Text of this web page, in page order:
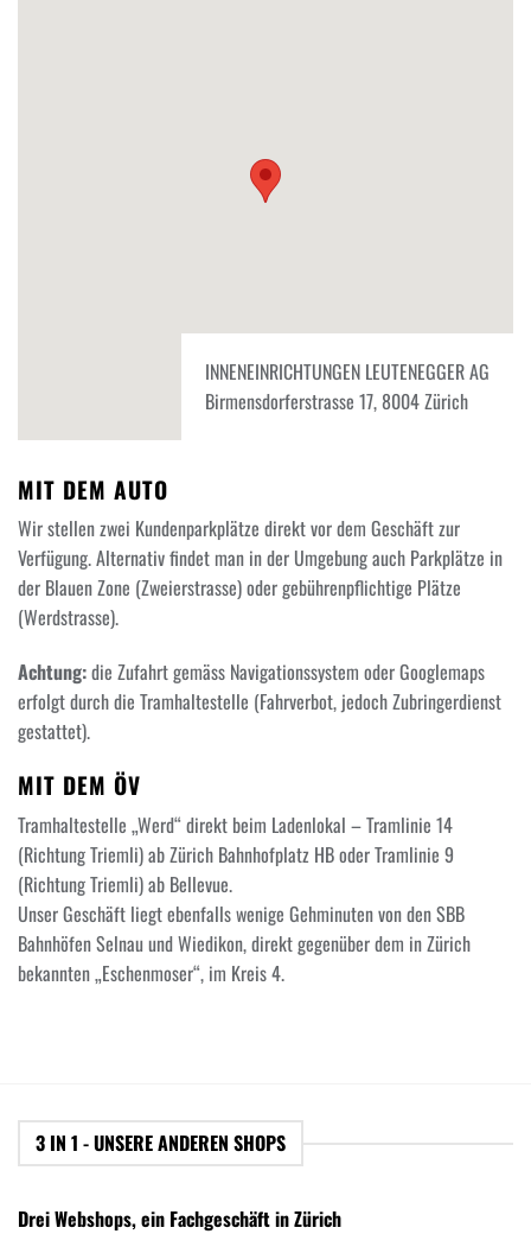
INNENEINRICHTUNGEN LEUTENEGGER AG
Birmensdorferstrasse 17, 8004 Zürich
MIT DEM AUTO
Wir stellen zwei Kundenparkplätze direkt vor dem Geschäft zur
Verfügung. Alternativ findet man in der Umgebung auch Parkplätze in
der Blauen Zone (Zweierstrasse) oder gebührenpflichtige Plätze
(Werdstrasse).
Achtung:die Zufahrt gemäss Navigationssystem oder Googlemaps
erfolgt durch die Tramhaltestelle (Fahrverbot, jedoch Zubringerdienst
gestattet).
MIT DEM ÖV
Tramhaltestelle „Werd“ direkt beim Ladenlokal – Tramlinie 14
(Richtung Triemli) ab Zürich Bahnhofplatz HB oder Tramlinie 9
(Richtung Triemli) ab Bellevue.
Unser Geschäft liegt ebenfalls wenige Gehminuten von den SBB
Bahnhöfen Selnau und Wiedikon, direkt gegenüber dem in Zürich
bekannten „Eschenmoser“, im Kreis 4.
3 IN 1 - UNSERE ANDEREN SHOPS
Drei Webshops, ein Fachgeschäft in Zürich